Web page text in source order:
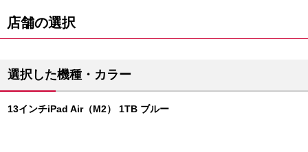
店舗の選択
選択した機種・カラー
13インチiPad Air（M2） 1TB ブルー